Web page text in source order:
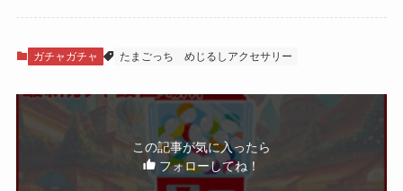
ガチャガチャ たまごっち めじるしアクセサリー
この記事が気に入ったら
フォローしてね！